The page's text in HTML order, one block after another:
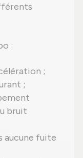
:
;
;
bruit
aucune fuite